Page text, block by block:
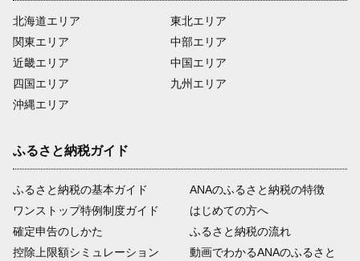
北海道エリア
関東エリア
近畿エリア
四国エリア
沖縄エリア
東北エリア
中部エリア
中国エリア
九州エリア
ふるさと納税ガイド
ふるさと納税の基本ガイド
ワンストップ特例制度ガイド
確定申告のしかた
控除上限額シミュレーション
ANAのふるさと納税の特徴
はじめての方へ
ふるさと納税の流れ
動画でわかるANAのふるさと